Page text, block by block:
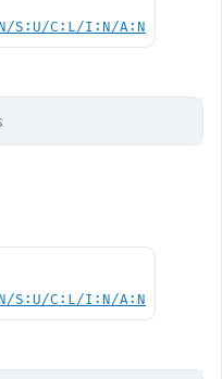
S:U/C:L/I:N/A:N
S:U/C:L/I:N/A:N